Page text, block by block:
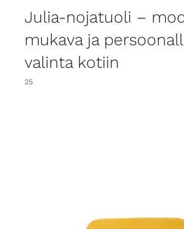
Julia-nojatuoli –
mukava ja
valinta kotiin
25